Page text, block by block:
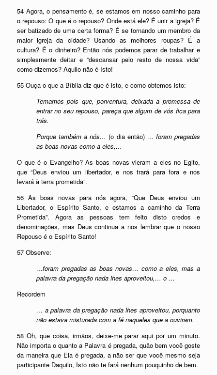
54 Agora, o pensamento é, se estamos em nosso caminho para
o repouso: O que é o repouso? Onde está ele? É unir a igreja? É
ser batizado de uma certa forma? É se tornando um membro da
maior igreja da cidade? Usando as melhores roupas? É a
cultura? É o dinheiro? Então nós podemos parar de trabalhar e
simplesmente deitar e “descansar pelo resto de nossa vida”
como dizemos? Aquilo não é Isto!
55 Ouça o que a Bíblia diz que é isto, e como obtemos isto:
Temamos pois que, porventura, deixada a promessa de
entrar no seu repouso, pareça que algum de vós fica para
trás.
Porque também a nós… (o dia então)… foram pregadas
as boas novas como a eles,…
O que é o Evangelho? As boas novas vieram a eles no Egito,
que “Deus enviou um libertador, e nos trará para fora e nos
levará à terra prometida”.
56 As boas novas para nós agora, “Que Deus enviou um
Libertador, o Espírito Santo, e estamos a caminho da Terra
Prometida”. Agora as pessoas tem feito disto credos e
denominações, mas Deus continua a nos lembrar que o nosso
Repouso é o Espírito Santo!
57 Observe:
…foram pregadas as boas novas… como a eles, mas a
palavra da pregação nada lhes aproveitou,… o …
Recordem
… a palavra da pregação nada lhes aproveitou, porquanto
não estava misturada com a fé naqueles que a ouviram.
58 Oh, que coisa, irmãos, deixe-me parar aqui por um minuto.
Não importa o quanto a Palavra é pregada, quão bem você goste
da maneira que Ela é pregada, a não ser que você mesmo seja
participante Daquilo, Isto não te fará nenhum pouquinho de bem.